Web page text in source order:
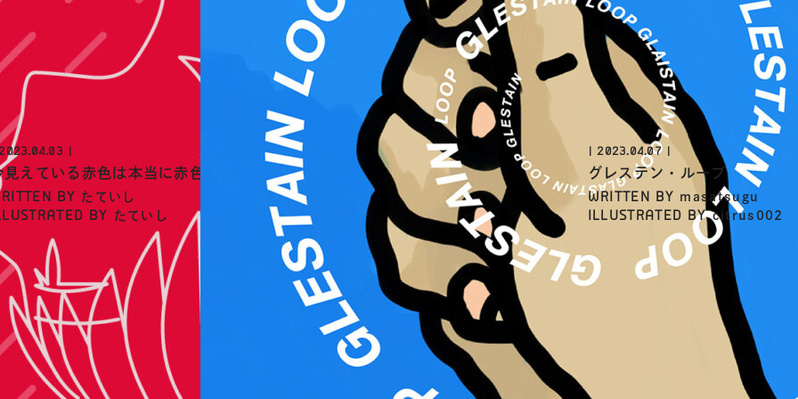
見えている赤色は本当に赤色なのか
BY たていし
BY たていし
2023.04.07
グレステン・ループ
WRITTEN BY masatsugu
ILLUSTRATED BYcitrus002